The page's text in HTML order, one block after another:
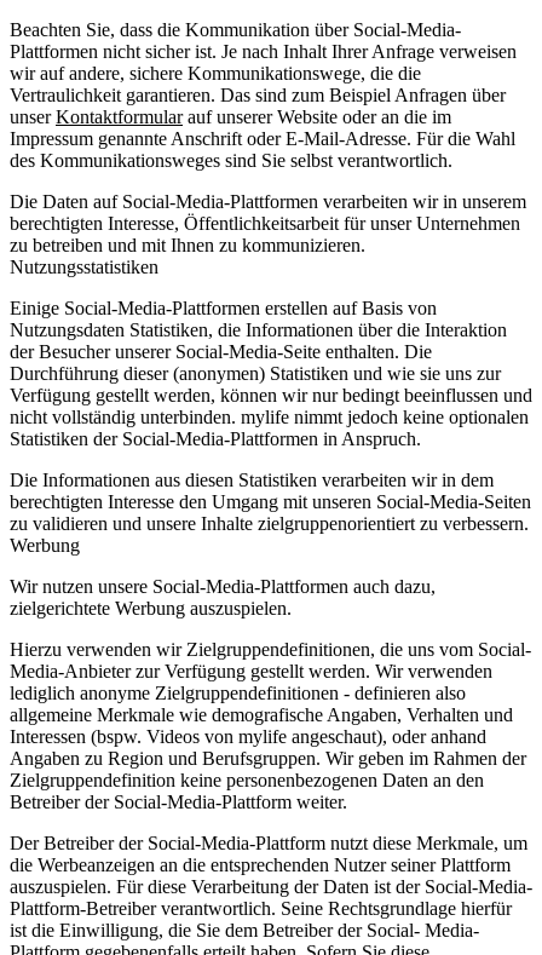
Beachten Sie, dass die Kommunikation über Social-Media-
Plattformen nicht sicher ist. Je nach Inhalt Ihrer Anfrage verweisen
wir auf andere, sichere Kommunikationswege, die die
Vertraulichkeit garantieren. Das sind zum Beispiel Anfragen über
unserKontaktformularauf unserer Website oder an die im
Impressum genannte Anschrift oder E-Mail-Adresse. Für die Wahl
des Kommunikationsweges sind Sie selbst verantwortlich.
Die Daten auf Social-Media-Plattformen verarbeiten wir in unserem
berechtigten Interesse, Öffentlichkeitsarbeit für unser Unternehmen
zu betreiben und mit Ihnen zu kommunizieren.
Nutzungsstatistiken
Einige Social-Media-Plattformen erstellen auf Basis von
Nutzungsdaten Statistiken, die Informationen über die Interaktion
der Besucher unserer Social-Media-Seite enthalten. Die
Durchführung dieser (anonymen) Statistiken und wie sie uns zur
Verfügung gestellt werden, können wir nur bedingt beeinflussen und
nicht vollständig unterbinden. mylife nimmt jedoch keine optionalen
Statistiken der Social-Media-Plattformen in Anspruch.
Die Informationen aus diesen Statistiken verarbeiten wir in dem
berechtigten Interesse den Umgang mit unseren Social-Media-Seiten
zu validieren und unsere Inhalte zielgruppenorientiert zu verbessern.
Werbung
Wir nutzen unsere Social-Media-Plattformen auch dazu,
zielgerichtete Werbung auszuspielen.
Hierzu verwenden wir Zielgruppendefinitionen, die uns vom Social-
Media-Anbieter zur Verfügung gestellt werden. Wir verwenden
lediglich anonyme Zielgruppendefinitionen - definieren also
allgemeine Merkmale wie demografische Angaben, Verhalten und
Interessen (bspw. Videos von mylife angeschaut), oder anhand
Angaben zu Region und Berufsgruppen. Wir geben im Rahmen der
Zielgruppendefinition keine personenbezogenen Daten an den
Betreiber der Social-Media-Plattform weiter.
Der Betreiber der Social-Media-Plattform nutzt diese Merkmale, um
die Werbeanzeigen an die entsprechenden Nutzer seiner Plattform
auszuspielen. Für diese Verarbeitung der Daten ist der Social-Media-
Plattform-Betreiber verantwortlich. Seine Rechtsgrundlage hierfür
ist die Einwilligung, die Sie dem Betreiber der Social- Media-